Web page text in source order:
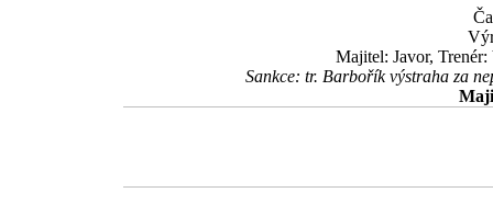
Majitel: Javor,
Sankce: tr. Barbořík výstraha za